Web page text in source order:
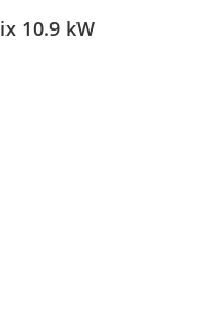
10.9 kW